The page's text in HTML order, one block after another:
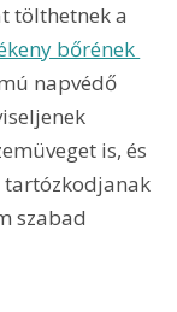
tölthetnek a
bőrének
napvédő
is, és
tartózkodjanak
szabad